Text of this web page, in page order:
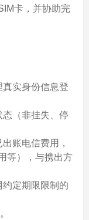
卡，并协助完
实身份信息登
（非挂失、停
账电信费用，
等），与携出方
定期限限制的